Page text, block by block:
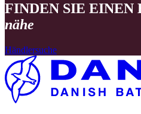
FINDEN SIE EINEN
nähe
Händlersuche